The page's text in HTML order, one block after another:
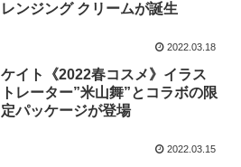
レンジング クリームが誕生
2022.03.18
ケイト《2022春コスメ》イラス
トレーター”米山舞”とコラボの限
定パッケージが登場
2022.03.15